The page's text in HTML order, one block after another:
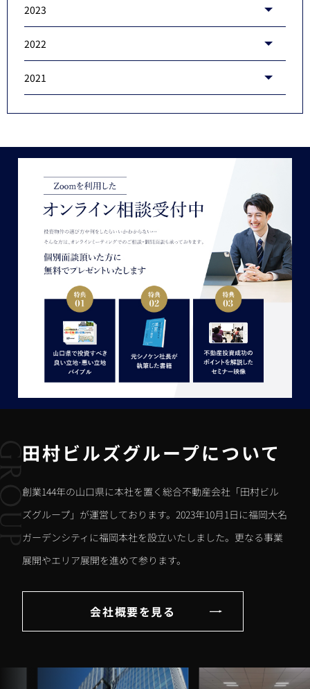
2023
2022
2021
田村ビルズグループについて
創業144年の山口県に本社を置く総合不動産会社「田村ビル
ズグループ」が運営しております。2023年10月1日に福岡大名
ガーデンシティに福岡本社を設立いたしました。更なる事業
展開やエリア展開を進めて参ります。
会社概要を見る